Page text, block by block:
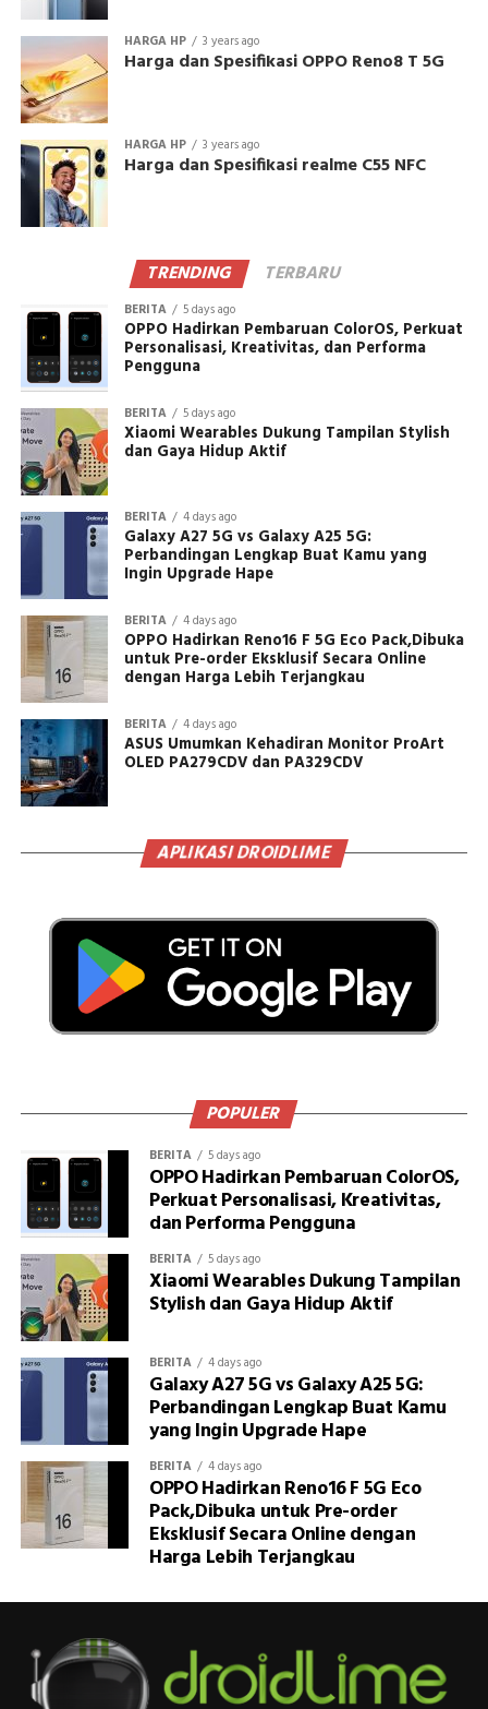
HARGA HP 3 years ago
Harga dan Spesifikasi OPPO Reno8 T 5G
HARGA HP 3 years ago
Harga dan Spesifikasi realme C55 NFC
TRENDING TERBARU
BERITA 5 days ago
OPPO Hadirkan Pembaruan ColorOS, Perkuat
Personalisasi, Kreativitas, dan Performa
Pengguna
BERITA 5 days ago
Xiaomi Wearables Dukung Tampilan Stylish
dan Gaya Hidup Aktif
BERITA 4 days ago
Galaxy A27 5G vs Galaxy A25 5G:
Perbandingan Lengkap Buat Kamu yang
Ingin Upgrade Hape
BERITA 4 days ago
OPPO Hadirkan Reno16 F 5G Eco Pack,Dibuka
untuk Pre-order Eksklusif Secara Online
dengan Harga Lebih Terjangkau
BERITA 4 days ago
ASUS Umumkan Kehadiran Monitor ProArt
OLED PA279CDV dan PA329CDV
APLIKASI DROIDLIME
POPULER
BERITA 5 days ago
OPPO Hadirkan Pembaruan ColorOS,
Perkuat Personalisasi, Kreativitas,
dan Performa Pengguna
BERITA 5 days ago
Xiaomi Wearables Dukung Tampilan
Stylish dan Gaya Hidup Aktif
BERITA 4 days ago
Galaxy A27 5G vs Galaxy A25 5G:
Perbandingan Lengkap Buat Kamu
yang Ingin Upgrade Hape
BERITA 4 days ago
OPPO Hadirkan Reno16 F 5G Eco
Pack,Dibuka untuk Pre-order
Eksklusif Secara Online dengan
Harga Lebih Terjangkau